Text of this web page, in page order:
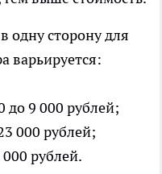
одну сторону для
варьируется:
до 9 000 рублей;
000 рублей;
рублей.